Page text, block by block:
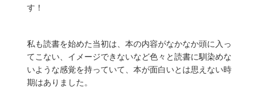
す！
私も読書を始めた当初は、本の内容がなかなか頭に入っ
てこない、イメージできないなど色々と読書に馴染めな
いような感覚を持っていて、本が面白いとは思えない時
期はありました。